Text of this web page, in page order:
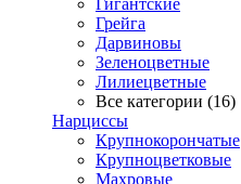
Гигантские
Грейга
Дарвиновы
Зеленоцветные
Лилиецветные
Все категории (16)
Нарциссы
Крупнокорончатые
Крупноцветковые
Махровые